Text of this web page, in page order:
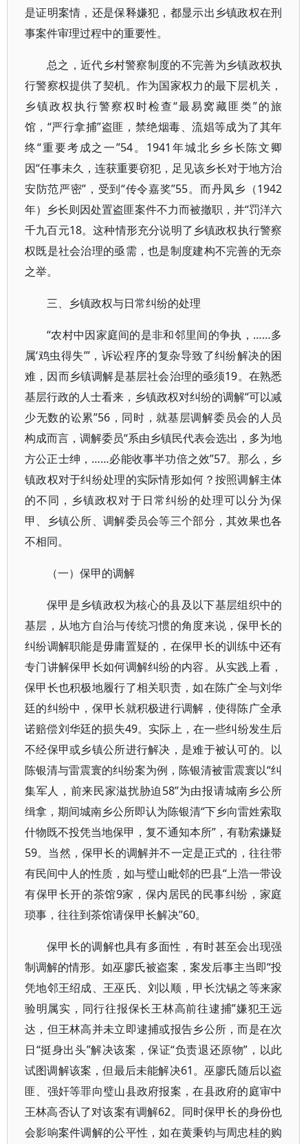
是证明案情，还是保释嫌犯，都显示出乡镇政权在刑
事案件审理过程中的重要性。
总之，近代乡村警察制度的不完善为乡镇政权执
行警察权提供了契机。作为国家权力的最下层机关，
乡镇政权执行警察权时检查“最易窝藏匪类”的旅
馆，“严行拿捕”盗匪，禁绝烟毒、流娼等成为了其年
终“重要考成之一”54。1941年城北乡乡长陈文卿
因“任事未久，连获重要窃犯，足见该乡长对于地方治
安防范严密”，受到“传令嘉奖”55。而丹凤乡（1942
年）乡长则因处置盗匪案件不力而被撤职，并“罚洋六
千九百元18。这种情形充分说明了乡镇政权执行警察
权既是社会治理的亟需，也是制度建构不完善的无奈
之举。
三、乡镇政权与日常纠纷的处理
“农村中因家庭间的是非和邻里间的争执，……多
属‘鸡虫得失’”，诉讼程序的复杂导致了纠纷解决的困
难，因而乡镇调解是基层社会治理的亟须19。在熟悉
基层行政的人士看来，乡镇政权对纠纷的调解“可以减
少无数的讼累”56，同时，就基层调解委员会的人员
构成而言，调解委员“系由乡镇民代表会选出，多为地
方公正士绅，……必能收事半功倍之效”57。那么，乡
镇政权对于纠纷处理的实际情形如何？按照调解主体
的不同，乡镇政权对于日常纠纷的处理可以分为保
甲、乡镇公所、调解委员会等三个部分，其效果也各
不相同。
（一）保甲的调解
保甲是乡镇政权为核心的县及以下基层组织中的
基层，从地方自治与传统习惯的角度来说，保甲长的
纠纷调解职能是毋庸置疑的，在保甲长的训练中还有
专门讲解保甲长如何调解纠纷的内容。从实践上看，
保甲长也积极地履行了相关职责，如在陈广全与刘华
廷的纠纷中，保甲长就积极进行调解，使得陈广全承
诺赔偿刘华廷的损失49。实际上，在一些纠纷发生后
不经保甲或乡镇公所进行解决，是难于被认可的。以
陈银清与雷震寰的纠纷案为例，陈银清被雷震寰以“纠
集军人，前来民家滋扰胁迫58”为由报请城南乡公所
缉拿，期间城南乡公所即认为陈银清“下乡向雷姓索取
什物既不投凭当地保甲，复不通知本所”，有勒索嫌疑
59。当然，保甲长的调解并不一定是正式的，往往带
有民间中人的性质，如与璧山毗邻的巴县“上浩一带设
有保甲长开的茶馆9家，保内居民的民事纠纷，家庭
琐事，往往到茶馆请保甲长解决”60。
保甲长的调解也具有多面性，有时甚至会出现强
制调解的情形。如巫廖氏被盗案，案发后事主当即“投
凭地邻王绍成、王巫氏、刘以顺，甲长沈锡之等来家
验明属实，同行往报保长王林高前往逮捕”嫌犯王远
达，但王林高并未立即逮捕或报告乡公所，而是在次
日“挺身出头”解决该案，保证“负责退还原物”，以此
试图调解该案，但最后未能解决61。巫廖氏随后以盗
匪、强奸等罪向璧山县政府报案，在县政府的庭审中
王林高否认了对该案有调解62。同时保甲长的身份也
会影响案件调解的公平性，如在黄秉钧与周忠桂的购